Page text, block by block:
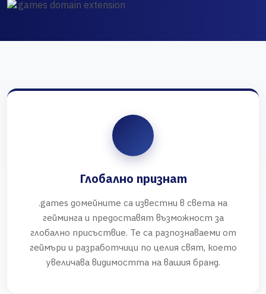
Глобално признат
.games домейните са известни в света на
гейминга и предоставят възможност за
глобално присъствие. Те са разпознаваеми от
геймъри и разработчици по целия свят, което
увеличава видимостта на вашия бранд.